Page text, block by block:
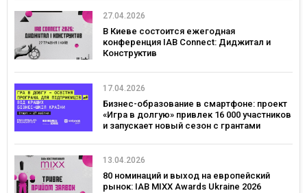
27.04.2026
В Киеве состоится ежегодная
конференция IAB Connect: Диджитал и
Конструктив
17.04.2026
Бизнес-образование в смартфоне: проект
«Игра в долгую» привлек 16 000 участников
и запускает новый сезон с грантами
13.04.2026
80 номинаций и выход на европейский
рынок: IAB MIXX Awards Ukraine 2026